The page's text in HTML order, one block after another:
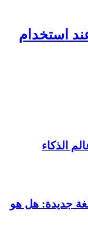
استخدام
عالم الذكاء
جديدة: هل هو